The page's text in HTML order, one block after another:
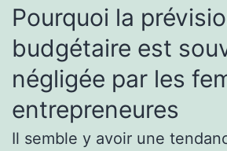
Pourquoi la
budgétaire est
négligée par les
entrepreneures
Il semble y avoir une